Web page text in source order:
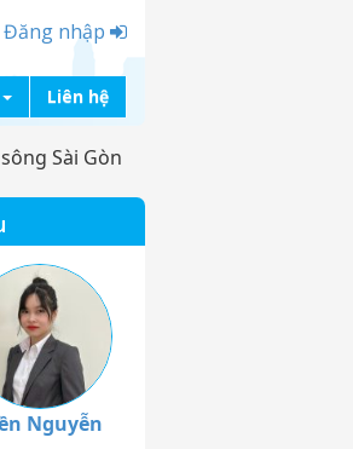
Đăng nhập
Liên hệ
Sài Gòn
Nguyễn